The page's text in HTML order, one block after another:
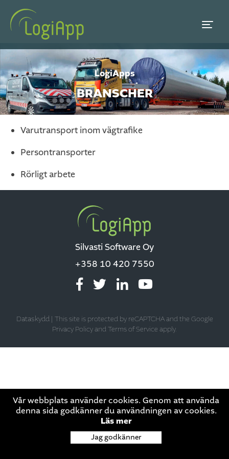
Vår webbplats använder cookies. Genom att använda
denna sida godkänner du användningen av cookies.
Läs mer
Jag godkänner
LogiApps
BRANSCHER
Varutransport inom vägtrafike
Persontransporter
Rörligt arbete
Silvasti Software Oy
+358 10 420 7550
Dataskydd | This site is protected by reCAPTCHA and the Google
Privacy PolicyandTerms of Service apply.